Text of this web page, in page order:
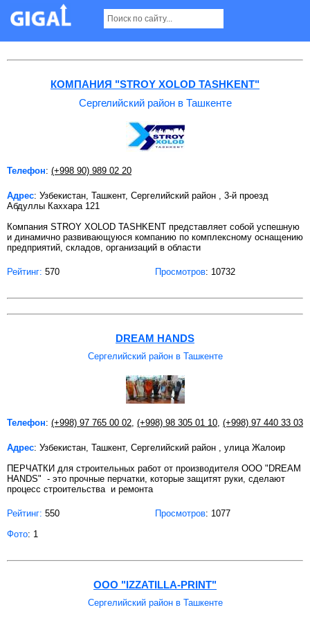
Сергелийский район в Ташкенте
КОМПАНИЯ "STROY XOLOD TASHKENT"
Сергелийский район в Ташкенте
Телефон: (+998 90) 989 02 20
Адрес: Узбекистан, Ташкент, Сергелийский район , 3-й проезд
Абдуллы Каххара 121
Компания STROY XOLOD TASHKENT представляет собой успешную
и динамично развивающуюся компанию по комплексному оснащению
предприятий, складов, организаций в области
Рейтинг: 570 Просмотров: 10732
DREAM HANDS
Сергелийский район в Ташкенте
Телефон: (+998) 97 765 00 02, (+998) 98 305 01 10, (+998) 97 440 33 03
Адрес: Узбекистан, Ташкент, Сергелийский район , улица Жалоир
ПЕРЧАТКИ для строительных работ от производителя OOO "DREAM
HANDS" - это прочные перчатки, которые защитят руки, сделают
процесс строительства и ремонта
Рейтинг: 550 Просмотров: 1077
Фото: 1
ООО "IZZATILLA-PRINT"
Сергелийский район в Ташкенте